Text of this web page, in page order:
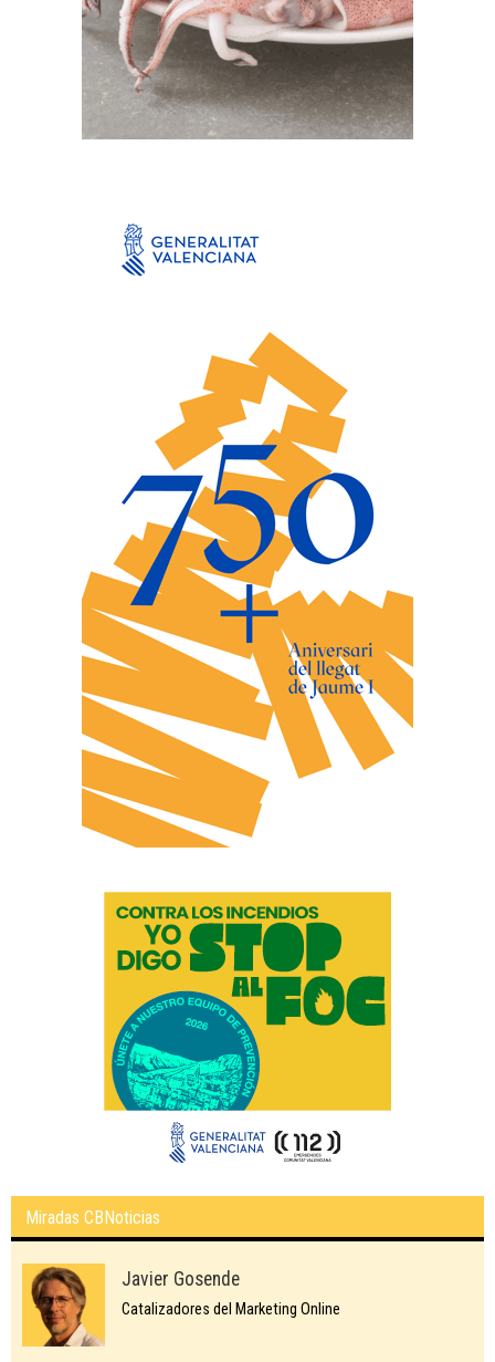
Miradas CBNoticias
Javier Gosende
Catalizadores del Marketing Online